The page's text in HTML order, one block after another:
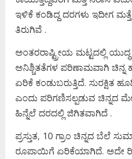
ಇಳಿಕೆ ಕಂಡಿದ್ದ ದರಗಳು ಇದೀಗ
ತಿರುಗಿವೆ .
ಅಂತರರಾಷ್ಟ್ರೀಯ ಮಟ್ಟದಲ್ಲಿ
ಅನಿಶ್ಚಿತತೆಗಳ ಪರಿಣಾಮವಾಗಿ ಚಿನ್ನ
ಏರಿಕೆ ಕಂಡುಬರುತ್ತಿದೆ. ಸುರಕ್ಷಿತ
ಎಂದು ಪರಿಗಣಿಸಲ್ಪಡುವ ಚಿನ್ನದ
ಹಿನ್ನೆಲೆ ದರದಲ್ಲಿ ಜಿಗಿತವಾಗಿದೆ .
ಪ್ರಸ್ತುತ, 10 ಗ್ರಾಂ ಚಿನ್ನದ ಬೆಲೆ
ರೂಪಾಯಿಗೆ ಏರಿಕೆಯಾಗಿದೆ. ಅದೇ